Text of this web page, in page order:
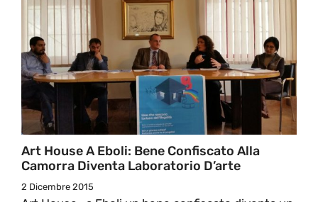
Art House A Eboli: Bene Confiscato Alla
Camorra Diventa Laboratorio D’arte
2 Dicembre 2015